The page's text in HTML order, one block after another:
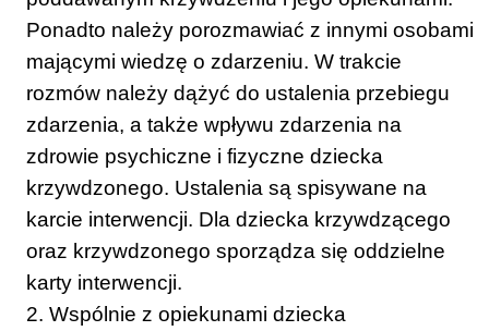
Ponadto należy porozmawiać z innymi osobami
mającymi wiedzę o zdarzeniu. W trakcie
rozmów należy dążyć do ustalenia przebiegu
zdarzenia, a także wpływu zdarzenia na
zdrowie psychiczne i fizyczne dziecka
krzywdzonego. Ustalenia są spisywane na
karcie interwencji. Dla dziecka krzywdzącego
oraz krzywdzonego sporządza się oddzielne
karty interwencji.
2. Wspólnie z opiekunami dziecka